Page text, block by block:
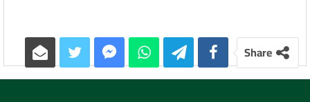
Share